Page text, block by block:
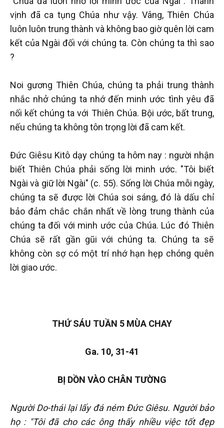
vịnh đã ca tụng Chúa như vậy. Vâng, Thiên Chúa
luôn luôn trung thành và không bao giờ quên lời cam
kết của Ngài đối với chúng ta. Còn chúng ta thì sao
?
Noi gương Thiên Chúa, chúng ta phải trung thành
nhắc nhở chúng ta nhớ đến minh ước tình yêu đã
nối kết chúng ta với Thiên Chúa. Bội ước, bất trung,
nếu chúng ta không tôn trọng lời đã cam kết.
Đức Giêsu Kitô dạy chúng ta hôm nay : người nhận
biết Thiên Chúa phải sống lời minh ước. "Tôi biết
Ngài và giữ lời Ngài" (c. 55). Sống lời Chúa mỗi ngày,
chúng ta sẽ được lời Chúa soi sáng, đó là dấu chỉ
bảo đảm chắc chắn nhất về lòng trung thành của
chúng ta đối với minh ước của Chúa. Lúc đó Thiên
Chúa sẽ rất gần gũi với chúng ta. Chúng ta sẽ
không còn sợ có một trí nhớ hạn hẹp chóng quên
lời giao ước.
THỨ SÁU TUẦN 5 MÙA CHAY
Ga. 10, 31-41
BỊ DỒN VÀO CHÂN TƯỜNG
Người Do-thái lại lấy đá ném Đức Giêsu. Người bảo
họ : "Tôi đã cho các ông thấy nhiều việc tốt đẹp